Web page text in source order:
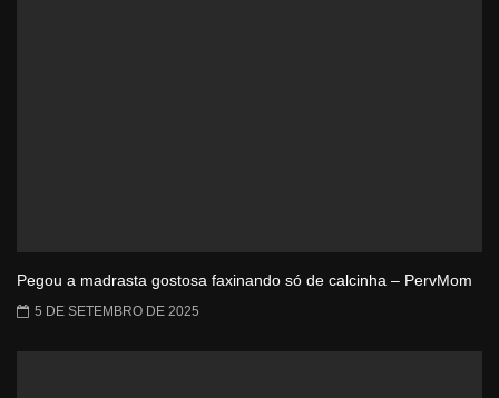
Pegou a madrasta gostosa faxinando só de calcinha – PervMom
5 DE SETEMBRO DE 2025